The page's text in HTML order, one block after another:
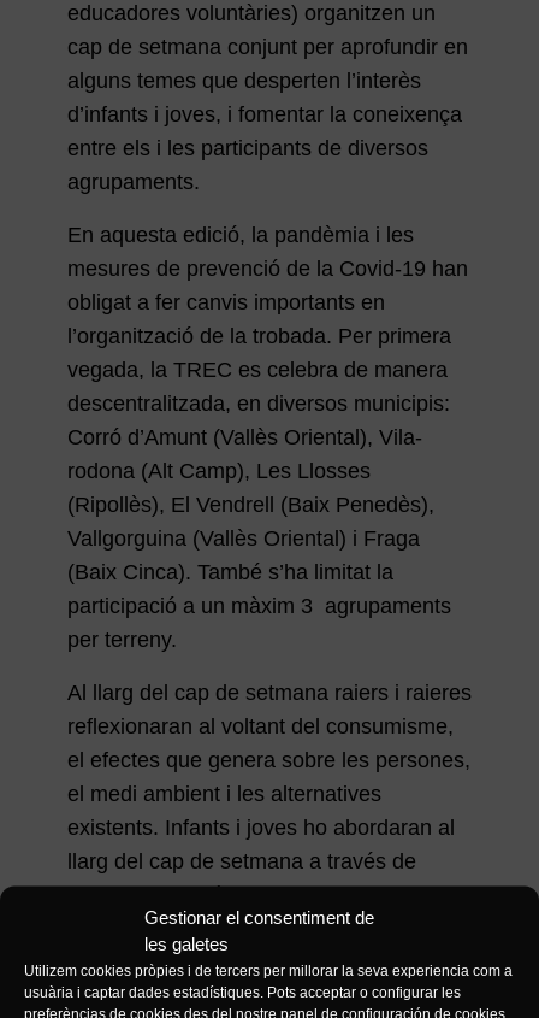
Gestionar el consentiment de
les galetes
Utilizem cookies pròpies i de tercers per millorar la seva experiencia com a
usuària i captar dades estadístiques. Pots acceptar o configurar les
preferèncias de cookies des del nostre panel de configuración de cookies.
educadores voluntàries) organitzen un
cap de setmana conjunt per aprofundir en
alguns temes que desperten l’interès
d’infants i joves, i fomentar la coneixença
entre els i les participants de diversos
agrupaments.
En aquesta edició, la pandèmia i les
mesures de prevenció de la Covid-19 han
obligat a fer canvis importants en
l’organització de la trobada. Per primera
vegada, la TREC es celebra de manera
descentralitzada, en diversos municipis:
Corró d’Amunt (Vallès Oriental), Vila-
rodona (Alt Camp), Les Llosses
(Ripollès), El Vendrell (Baix Penedès),
Vallgorguina (Vallès Oriental) i Fraga
(Baix Cinca). També s’ha limitat la
participació a un màxim 3 agrupaments
per terreny.
Al llarg del cap de setmana raiers i raieres
reflexionaran al voltant del consumisme,
el efectes que genera sobre les persones,
el medi ambient i les alternatives
existents. Infants i joves ho abordaran al
llarg del cap de setmana a través de
dissenyat tenint en compte les mesures
covid i els grups bombolla.